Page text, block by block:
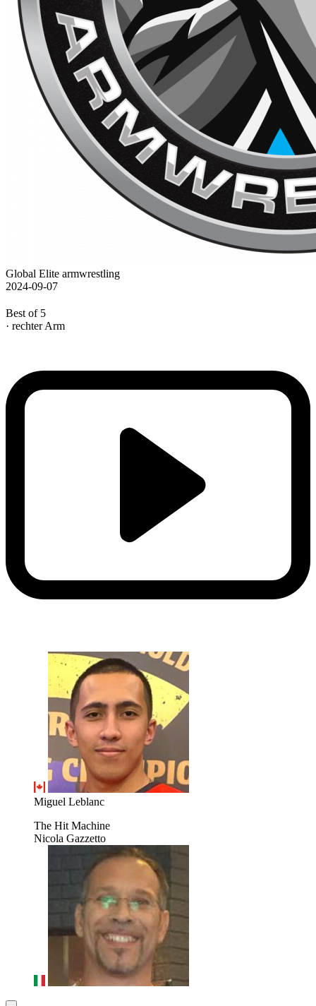
Global Elite armwrestling
2024-09-07
Best of 5
· rechter Arm
Miguel Leblanc
The Hit Machine
Nicola Gazzetto